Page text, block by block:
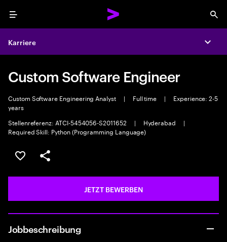
Menu
Karriere
Custom Software Engineer
Custom Software Engineering Analyst | Full time |
Experience: 2-5
years
Stellenreferenz: ATCI-5454056-S2011652
| Hyderabad
|
Required Skill: Python (Programming Language)
JOB SPEICHERN
Teilen
JETZT BEWERBEN
Jobbeschreibung